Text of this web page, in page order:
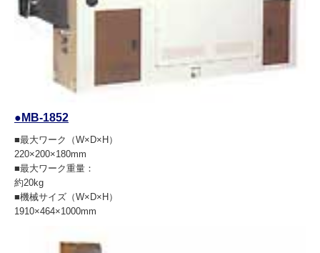
●MB-1852
■最大ワーク（W×D×H）
220×200×180mm
■最大ワーク重量：
約20kg
■機械サイズ（W×D×H）
1910×464×1000mm